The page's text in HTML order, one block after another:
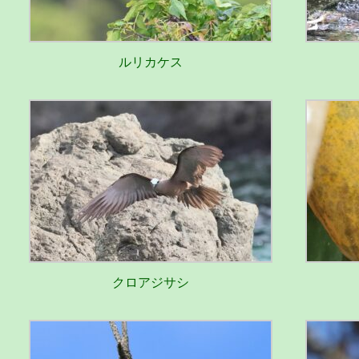
ルリカケス
クロアジサシ